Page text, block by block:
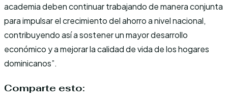
academia deben continuar trabajando de manera conjunta
para impulsar el crecimiento del ahorro a nivel nacional,
contribuyendo así a sostener un mayor desarrollo
económico y a mejorar la calidad de vida de los hogares
dominicanos”.
Comparte esto: